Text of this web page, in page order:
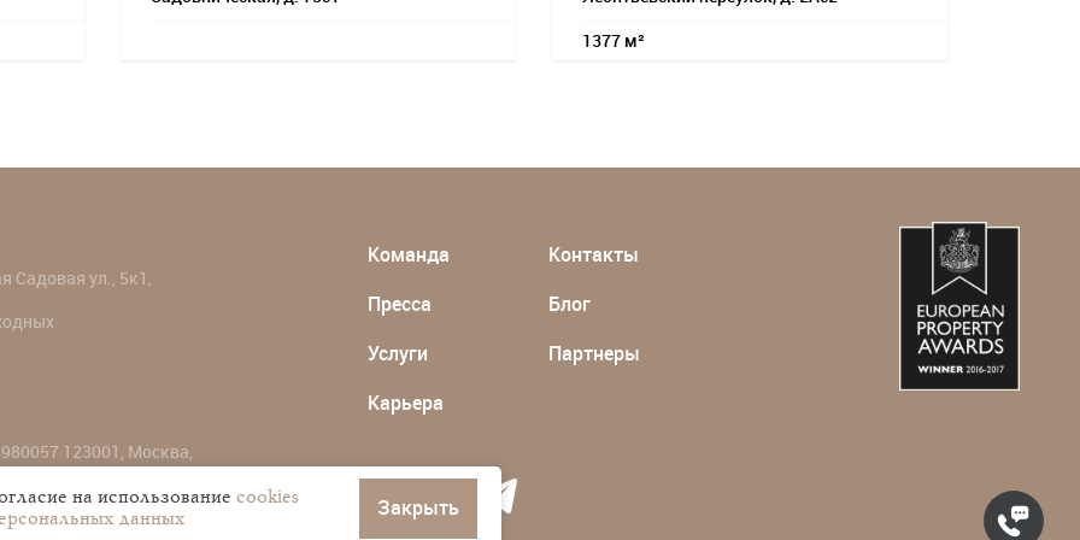
1377 м²
Садовая ул., 5к1,
123001, Москва,
Команда
Пресса
Услуги
Карьера
Контакты
Блог
Партнеры
на использование cookies
данных Закрыть